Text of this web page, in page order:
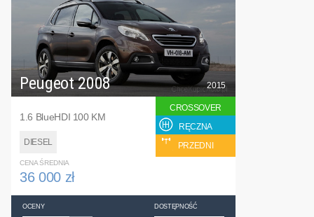
Peugeot 2008
1.6 BlueHDI 100 KM
DIESEL
2015
CROSSOVER
RĘCZNA
PRZEDNI
CENA ŚREDNIA
36 000 zł
OCENY DOSTĘPNOŚĆ